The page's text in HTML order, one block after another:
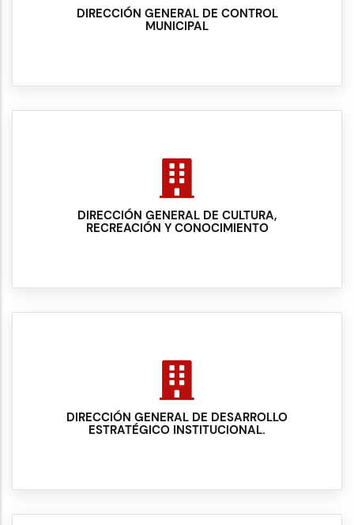
DIRECCIÓN GENERAL DE CONTROL
MUNICIPAL
DIRECCIÓN GENERAL DE CULTURA,
RECREACIÓN Y CONOCIMIENTO
DIRECCIÓN GENERAL DE DESARROLLO
ESTRATÉGICO INSTITUCIONAL.